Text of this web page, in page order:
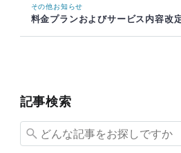
その他お知らせ
料金プランおよびサービス内容改
記事検索